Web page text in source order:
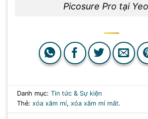
Picosure Pro tại
Danh mục:Tin tức & Sự kiện
Thẻ:xóa xăm mí,xóa xăm mí mắt.